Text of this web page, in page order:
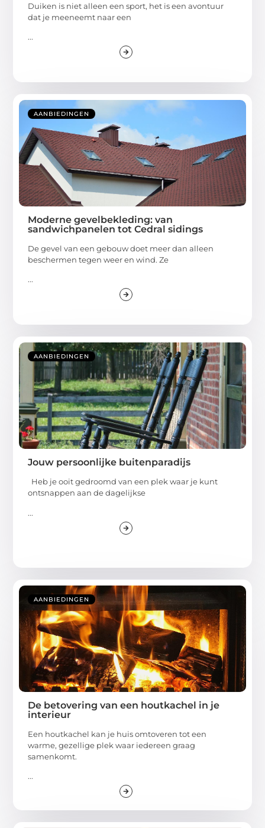
Duiken is niet alleen een sport, het is een avontuur
dat je meeneemt naar een
...
AANBIEDINGEN
Moderne gevelbekleding: van
sandwichpanelen tot Cedral sidings
De gevel van een gebouw doet meer dan alleen
beschermen tegen weer en wind. Ze
...
AANBIEDINGEN
Jouw persoonlijke buitenparadijs
Heb je ooit gedroomd van een plek waar je kunt
ontsnappen aan de dagelijkse
...
AANBIEDINGEN
De betovering van een houtkachel in je
interieur
Een houtkachel kan je huis omtoveren tot een
warme, gezellige plek waar iedereen graag
samenkomt.
...